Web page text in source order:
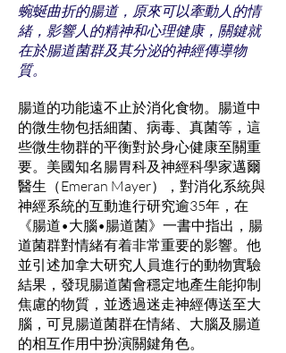
蜿蜒曲折的腸道，原來可以牽動人的情
緒，影響人的精神和心理健康，關鍵就
在於腸道菌群及其分泌的神經傳導物
質。
腸道的功能遠不止於消化食物。腸道中
的微生物包括細菌、病毒、真菌等，這
些微生物群的平衡對於身心健康至關重
要。美國知名腸胃科及神經科學家邁爾
醫生（Emeran Mayer），對消化系統與
神經系統的互動進行研究逾35年，在
《腸道•大腦•腸道菌》一書中指出，腸
道菌群對情緒有着非常重要的影響。他
並引述加拿大研究人員進行的動物實驗
結果，發現腸道菌會穩定地產生能抑制
焦慮的物質，並透過迷走神經傳送至大
腦，可見腸道菌群在情緒、大腦及腸道
的相互作用中扮演關鍵角色。